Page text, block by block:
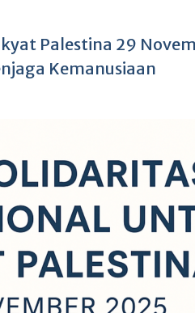
Palestina 29
Kemanusiaan